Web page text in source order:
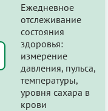
Ежедневное
отслеживание
состояния
здоровья:
измерение
давления, пульса,
температуры,
уровня сахара в
крови